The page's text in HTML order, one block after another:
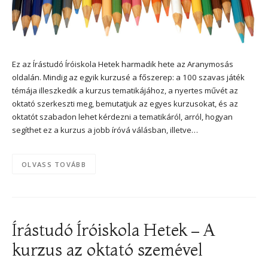
Ez az Írástudó Íróiskola Hetek harmadik hete az Aranymosás
oldalán. Mindig az egyik kurzusé a főszerep: a 100 szavas játék
témája illeszkedik a kurzus tematikájához, a nyertes művét az
oktató szerkeszti meg, bemutatjuk az egyes kurzusokat, és az
oktatót szabadon lehet kérdezni a tematikáról, arról, hogyan
segíthet ez a kurzus a jobb íróvá válásban, illetve…
OLVASS TOVÁBB
Írástudó Íróiskola Hetek – A
kurzus az oktató szemével